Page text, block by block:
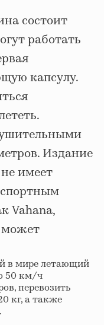
состоит
работать
капсулу.
Издание
имеет
Vahana,
в мире летающий
50 км/ч
перевозить
кг, а также